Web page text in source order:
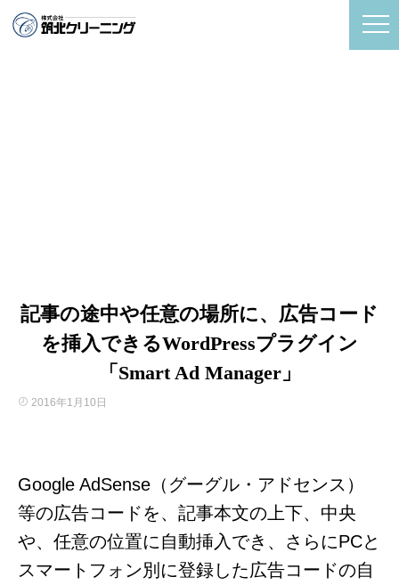
記事の途中や任意の場所に、広告コード
を挿入できるWordPressプラグイン
「Smart Ad Manager」
2016年1月10日
Google AdSense（グーグル・アドセンス）
等の広告コードを、記事本文の上下、中央
や、任意の位置に自動挿入でき、さらにPCと
スマートフォン別に登録した広告コードの自